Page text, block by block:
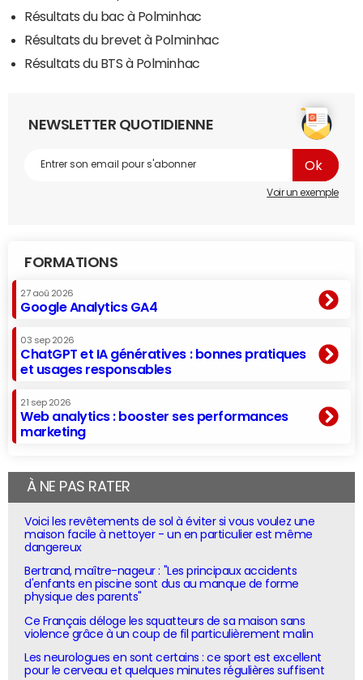
Résultats du bac à Polminhac
Résultats du brevet à Polminhac
Résultats du BTS à Polminhac
NEWSLETTER QUOTIDIENNE
Voir un exemple
FORMATIONS
27 aoû 2026
Google Analytics GA4
03 sep 2026
ChatGPT et IA génératives : bonnes pratiques
et usages responsables
21 sep 2026
Web analytics : booster ses performances
marketing
À NE PAS RATER
Voici les revêtements de sol à éviter si vous voulez une
maison facile à nettoyer - un en particulier est même
dangereux
Bertrand, maître-nageur : "Les principaux accidents
d'enfants en piscine sont dus au manque de forme
physique des parents"
Ce Français déloge les squatteurs de sa maison sans
violence grâce à un coup de fil particulièrement malin
Les neurologues en sont certains : ce sport est excellent
pour le cerveau et quelques minutes régulières suffisent